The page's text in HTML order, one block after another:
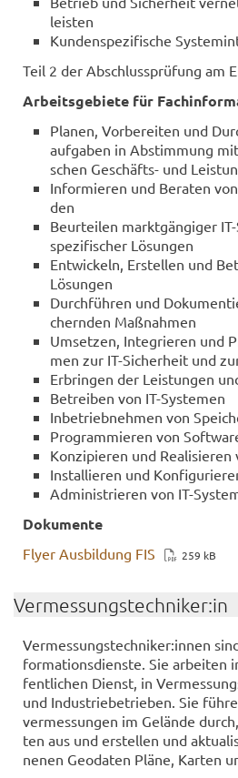
leis­ten
Kun­den­spe­zi­fi­sche
Teil 2 der Ab­schluss­prü­fung am
Ar­beits­ge­bie­te für
Pla­nen, Vor­be­rei­ten und
auf­ga­ben in Ab­stim­mung
schen Geschäfts-​ und
In­for­mie­ren und Be­ra­ten
den
Be­ur­tei­len markt­gän­gi­ger
spe­zi­fi­scher Lö­sun­gen
Ent­wi­ckeln, Er­stel­len und
Lösungen
Durch­füh­ren und
chern­den Maß­nah­men
Um­set­zen, In­te­grie­ren und
men zur IT-​Sicherheit und
Er­brin­gen der Leis­tun­gen
Be­trei­ben von IT-​Systemen
In­be­trieb­neh­men von
Pro­gram­mie­ren von
Kon­zi­pie­ren und Rea­li­sie­ren
In­stal­lie­ren und
Ad­mi­nis­trie­ren von IT-​
Do­ku­men­te
Flyer Aus­bil­dung FIS 259 kB
Ver­mes­sungs­tech­ni­ker:in
Ver­mes­sungs­tech­ni­ker:innen
for­ma­ti­ons­diens­te. Sie ar­bei­ten
fent­li­chen Dienst, in
und In­dus­trie­be­trie­ben. Sie
ver­mes­sun­gen im Ge­län­de
ten aus und er­stel­len und
ne­nen Geo­da­ten Pläne, Kar­ten